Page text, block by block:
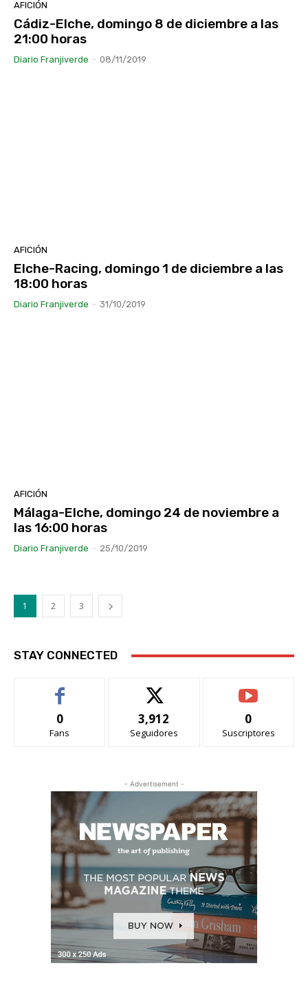
AFICIÓN
Cádiz-Elche, domingo 8 de diciembre a las
21:00 horas
Diario Franjiverde - 08/11/2019
AFICIÓN
Elche-Racing, domingo 1 de diciembre a las
18:00 horas
Diario Franjiverde - 31/10/2019
AFICIÓN
Málaga-Elche, domingo 24 de noviembre a
las 16:00 horas
Diario Franjiverde - 25/10/2019
1 2 3
STAY CONNECTED
0
Fans
3,912
Seguidores
0
Suscriptores
- Advertisement -